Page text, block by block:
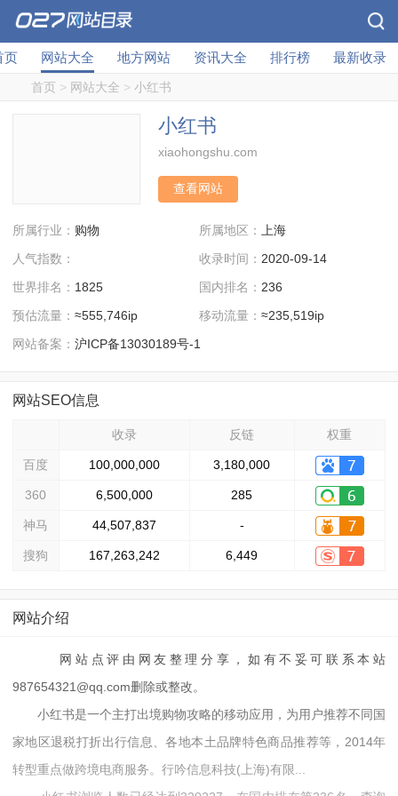
页 网站大全 地方网站 资讯大全 排行榜 最新收录
首页 > 网站大全 > 小红书
小红书
xiaohongshu.com
查看网站
所属行业： 购物 所属地区： 上海
人气指数：
收录时间： 2020-09-14
世界排名： 1825 国内排名： 236
预估流量： ≈555,746ip 移动流量： ≈235,519ip
网站备案： 沪ICP备13030189号-1
网站SEO信息
收录 反链 权重
百度 100,000,000 3,180,000
360 6,500,000 285
神马 44,507,837 -
搜狗 167,263,242 6,449
网站介绍
网站点评由网友整理分享，如有不妥可联系本站
987654321@qq.com删除或整改。
小红书是一个主打出境购物攻略的移动应用，为用户推荐不同国
家地区退税打折出行信息、各地本土品牌特色商品推荐等，2014年
转型重点做跨境电商服务。行吟信息科技(上海)有限...